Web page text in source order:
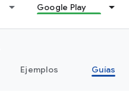
Google Play
Ejemplos Guías